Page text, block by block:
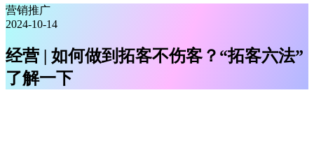
营销推广
2024-10-14
经营 | 如何做到拓客不伤客？“拓客六法”
了解一下